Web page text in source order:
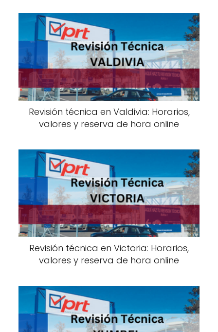
Revisión técnica en Valdivia: Horarios,
valores y reserva de hora online
Revisión técnica en Victoria: Horarios,
valores y reserva de hora online